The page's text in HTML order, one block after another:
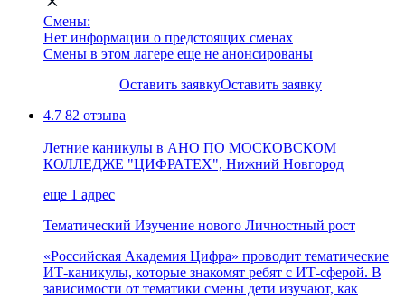
Смены:
Нет информации о предстоящих сменах
Смены в этом лагере еще не анонсированы
Оставить заявкуОставить заявку
4.7 82 отзыва
Летние каникулы в АНО ПО МОСКОВСКОМ
КОЛЛЕДЖЕ "ЦИФРАТЕХ", Нижний Новгород
еще 1 адрес
Тематический Изучение нового Личностный рост
«Российская Академия Цифра» проводит тематические
ИТ-каникулы, которые знакомят ребят с ИТ-сферой. В
зависимости от тематики смены дети изучают, как